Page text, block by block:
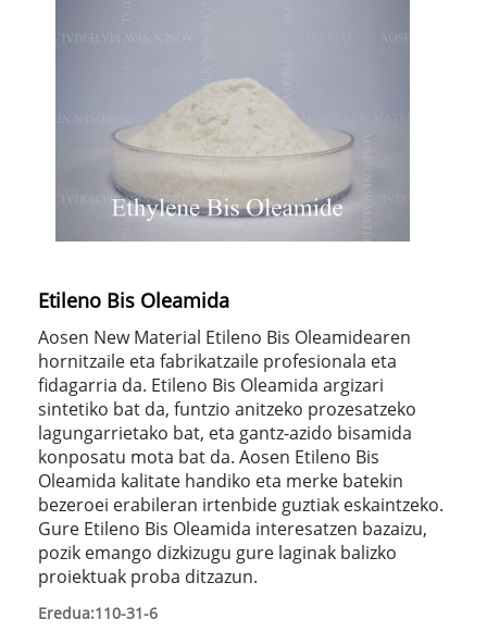
Etileno Bis Oleamida
Aosen New Material Etileno Bis Oleamidearen
hornitzaile eta fabrikatzaile profesionala eta
fidagarria da. Etileno Bis Oleamida argizari
sintetiko bat da, funtzio anitzeko prozesatzeko
lagungarrietako bat, eta gantz-azido bisamida
konposatu mota bat da. Aosen Etileno Bis
Oleamida kalitate handiko eta merke batekin
bezeroei erabileran irtenbide guztiak eskaintzeko.
Gure Etileno Bis Oleamida interesatzen bazaizu,
pozik emango dizkizugu gure laginak balizko
proiektuak proba ditzazun.
Eredua:110-31-6